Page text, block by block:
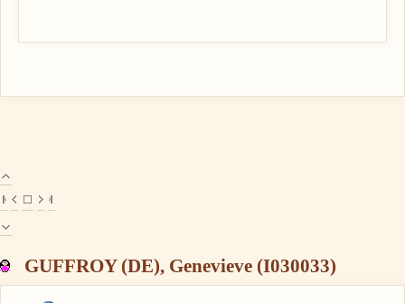
GUFFROY (DE), Genevieve (I030033)